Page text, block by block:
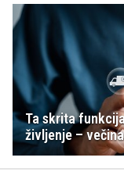
Ta skrita
življenje –